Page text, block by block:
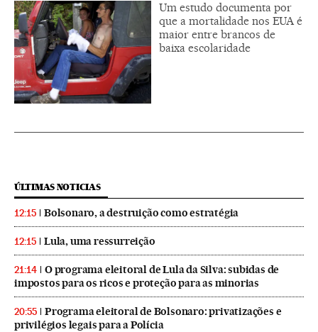
Um estudo documenta por
que a mortalidade nos EUA é
maior entre brancos de
baixa escolaridade
ÚLTIMAS NOTICIAS
12:15 Bolsonaro, a destruição como estratégia
12:15 Lula, uma ressurreição
21:14
O programa eleitoral de Lula da Silva: subidas de
impostos para os ricos e proteção para as minorias
20:55
Programa eleitoral de Bolsonaro: privatizações e
privilégios legais para a Polícia